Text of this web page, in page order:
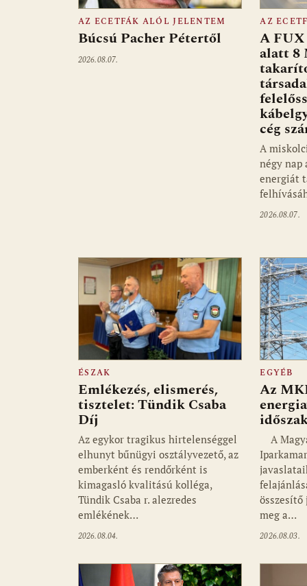
AZ ECETFÁK ALÓL JELENTEM
Búcsú Pacher Pétertől
2026.08.07.
AZ
A
alatt 8
cég
A
négy nap
energiát
2026.08.07.
ÉSZAK
Emlékezés, elismerés,
tisztelet: Tündik Csaba
Díj
Az egykor tragikus hirtelenséggel
elhunyt bűnügyi osztályvezető, az
emberként és rendőrként is
kimagasló kvalitású kolléga,
Tündik Csaba r. alezredes
emlékének…
2026.08.04.
EGYÉB
Az
A
meg a…
2026.08.03.